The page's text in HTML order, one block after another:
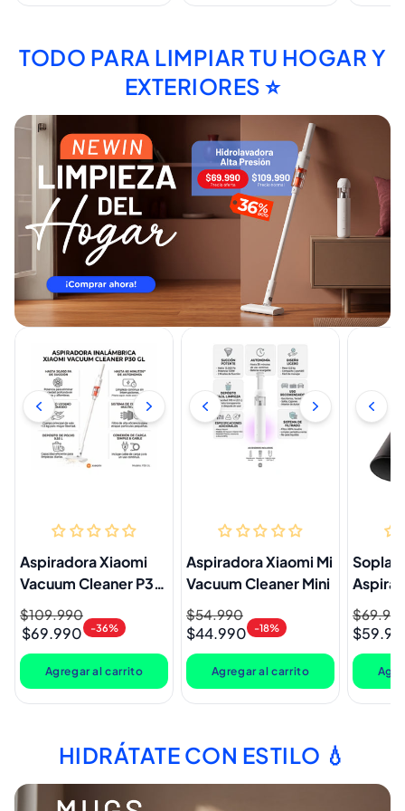
TODO PARA LIMPIAR TU HOGAR Y
EXTERIORES ⭐
Aspiradora Xiaomi
Vacuum Cleaner P30
GL
Precio
habitual
$109.990
Precio
de
oferta
$69.990 -36%
Agregar al carrito
Aspiradora Xiaomi Mi
Vacuum Cleaner Mini
Precio
habitual
$54.990
Precio
de
oferta
$44.990 -18%
Agregar al carrito
BV25-
Decker
Precio
habitual
Precio
de
oferta
HIDRÁTATE CON ESTILO 💧